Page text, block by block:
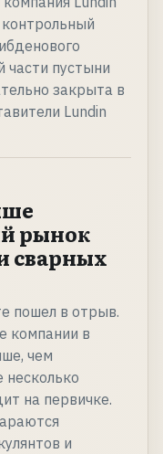
части пустыни
закрыта в
Lundin
рынок
сварных
пошел в отрыв.
компании в
чем
на первичке.
и